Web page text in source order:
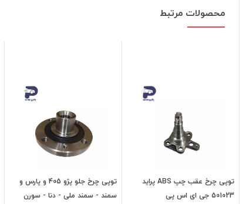
محصولات مرتبط
توپی چرخ عقب چپ ABS پراید
501023 جی ای اس پی
توپی چرخ جلو پژو 405 و پارس و
سمند - سمند ملی - دنا - سورن